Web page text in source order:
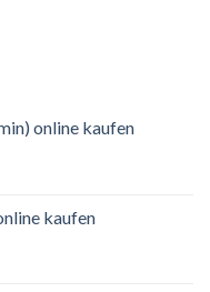
online kaufen
kaufen